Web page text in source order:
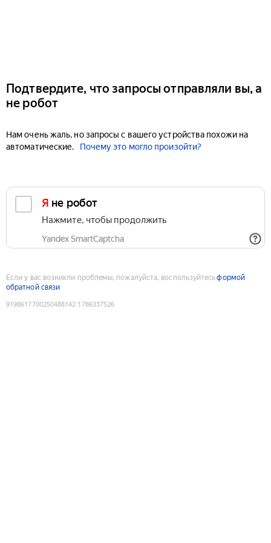
Подтвердите, что запросы отправляли вы, а
не робот
Нам очень жаль, но запросы с вашего устройства похожи на
автоматические.
Почему это могло произойти?
Я не робот
Нажмите, чтобы продолжить
Yandex SmartCaptcha
Если у вас возникли проблемы, пожалуйста, воспользуйтесьформой
обратной связи
9198617700250488142:1786337526